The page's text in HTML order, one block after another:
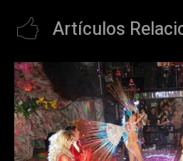
Artículos